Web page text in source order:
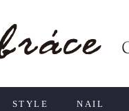
STYLE NAIL